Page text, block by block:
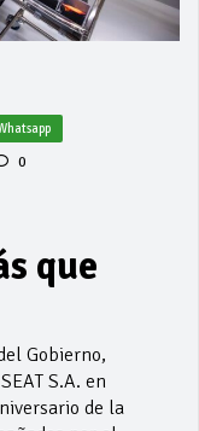
0
que
Gobierno,
S.A. en
de la